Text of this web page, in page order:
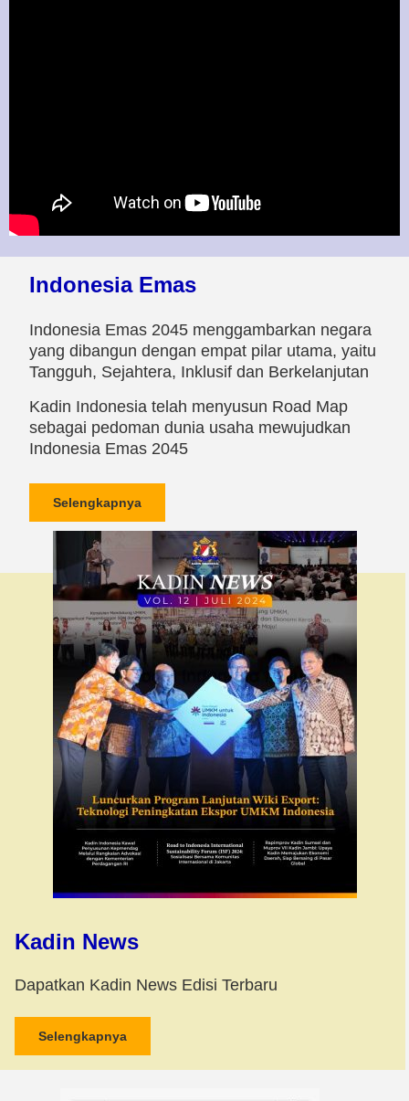
Indonesia Emas
Indonesia Emas 2045 menggambarkan negara
yang dibangun dengan empat pilar utama, yaitu
Tangguh, Sejahtera, Inklusif dan Berkelanjutan
Kadin Indonesia telah menyusun Road Map
sebagai pedoman dunia usaha mewujudkan
Indonesia Emas 2045
Selengkapnya
Kadin News
Dapatkan Kadin News Edisi Terbaru
Selengkapnya